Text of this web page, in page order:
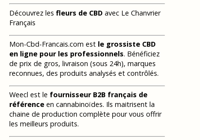
Découvrez les fleurs de CBD avec Le Chanvrier
Français
Mon-Cbd-Francais.com est le grossiste CBD
en ligne pour les professionnels. Bénéficiez
de prix de gros, livraison (sous 24h), marques
reconnues, des produits analysés et contrôlés.
Weecl est le fournisseur B2B français de
référence en cannabinoïdes. Ils maitrisent la
chaine de production complète pour vous offrir
les meilleurs produits.